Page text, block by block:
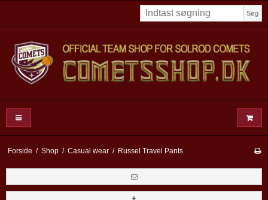
Søg
Forside / Shop / Casual wear / Russel Travel Pants